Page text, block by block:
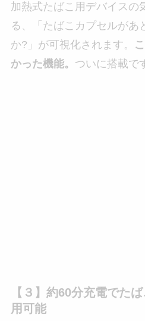
加熱式たばこ用デバイスの
る、「たばこカプセルがあ
か?」が可視化されます。
かった機能。 ついに搭載で
【３】約60分充電でた
用可能